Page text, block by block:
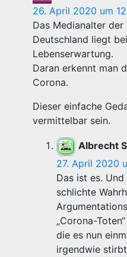
26. April 2020 um
Das Medianalter
Deutschland liegt
Lebenserwartung.
Daran erkennt man
Corona.
Dieser einfache
vermittelbar sein.
Albrecht
27. April 2020
Das ist es.
schlichte
„Corona-
die es nun
irgendwie